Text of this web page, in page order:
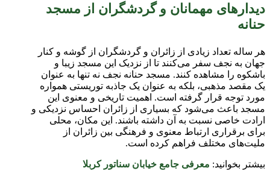
دیدارهای مهمانان و گردشگران از مسجد
حنانه
هر ساله تعداد زیادی از زائران و گردشگران از گوشه و کنار
جهان به نجف سفر می‌کنند تا از نزدیک این مسجد زیبا و
باشکوه را مشاهده کنند. مسجد حنانه نجف نه تنها به عنوان
یک مقصد مذهبی، بلکه به عنوان یک جاذبه توریستی همواره
مورد توجه قرار گرفته است. اهمیت تاریخی و معنوی این
مسجد باعث می‌شود که بسیاری از زائران احساس نزدیکی و
ارادت خاصی نسبت به آن داشته باشند. این مکان، محلی
برای برقراری ارتباط معنوی و فرهنگی بین زائران از
ملیت‌های مختلف فراهم کرده است.
بیشتر بخوانید: معرفی جامع خیابان سناتور کربلا